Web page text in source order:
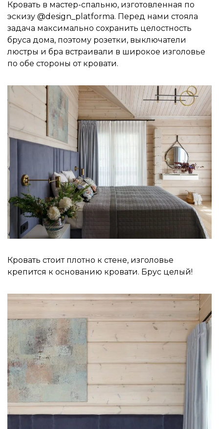
Кровать в мастер-спальню, изготовленная по
эскизу @design_platforma. Перед нами стояла
задача максимально сохранить целостность
бруса дома, поэтому розетки, выключатели
люстры и бра встраивали в широкое изголовье
по обе стороны от кровати.
Кровать стоит плотно к стене, изголовье
крепится к основанию кровати. Брус целый!